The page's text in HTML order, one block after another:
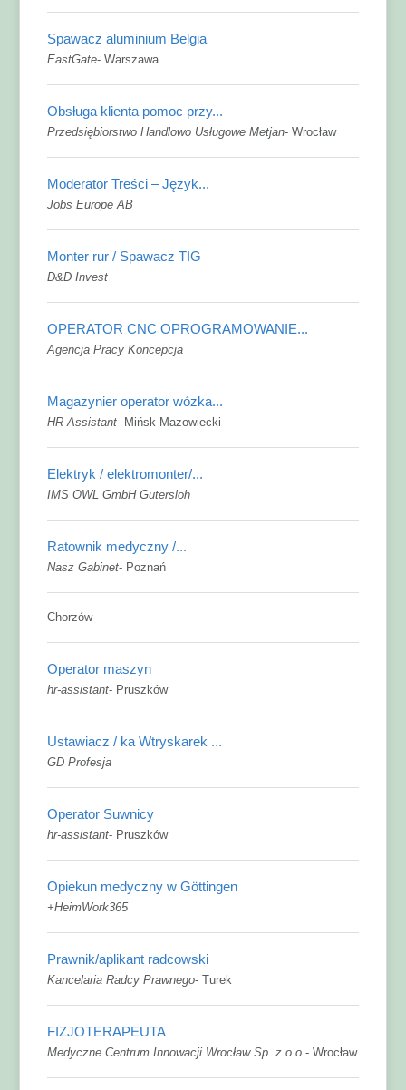
Spawacz aluminium Belgia
EastGate-Warszawa
Obsługa klienta pomoc przy...
Przedsiębiorstwo Handlowo Usługowe Metjan-Wrocław
Moderator Treści – Język...
Jobs Europe AB
Monter rur / Spawacz TIG
D&D Invest
OPERATOR CNC OPROGRAMOWANIE...
Agencja Pracy Koncepcja
Magazynier operator wózka...
HR Assistant- Mińsk Mazowiecki
Elektryk / elektromonter/...
IMS OWL GmbH Gutersloh
Ratownik medyczny /...
Nasz Gabinet- Poznań
Chorzów
Operator maszyn
hr-assistant- Pruszków
Ustawiacz / ka Wtryskarek ...
GD Profesja
Operator Suwnicy
hr-assistant- Pruszków
Opiekun medyczny w Göttingen
+HeimWork365
Prawnik/aplikant radcowski
Kancelaria Radcy Prawnego-Turek
FIZJOTERAPEUTA
Medyczne Centrum Innowacji Wrocław Sp. z o.o.-Wrocław